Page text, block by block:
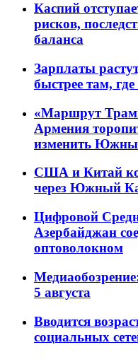
Каспий
рисков,
баланса
Зарплаты
быстрее там, где
«Маршрут
Армения
изменить
США и Китай
через Южный
Цифровой
Азербайджан
оптоволокном
5 августа
Вводится
социальных